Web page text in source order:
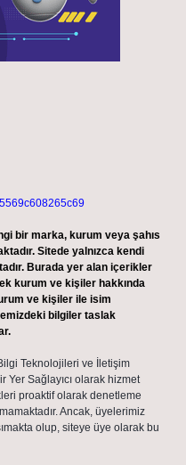
bir marka, kurum veya şahıs
Sitede yalnızca kendi
Burada yer alan içerikler
kurum ve kişiler hakkında
ve kişiler ile isim
bilgiler taslak
Teknolojileri ve İletişim
Yer Sağlayıcı olarak hizmet
proaktif olarak denetleme
Ancak, üyelerimiz
olup, siteye üye olarak bu